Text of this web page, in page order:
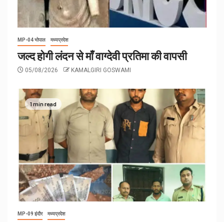
MP-04 भोपाल मध्यप्रदेश
जल्द होगी लंदन से माँ वाग्देवी प्रतिमा की वापसी
05/08/2026 KAMALGIRI GOSWAMI
1 min read
MP-09 इंदौर मध्यप्रदेश